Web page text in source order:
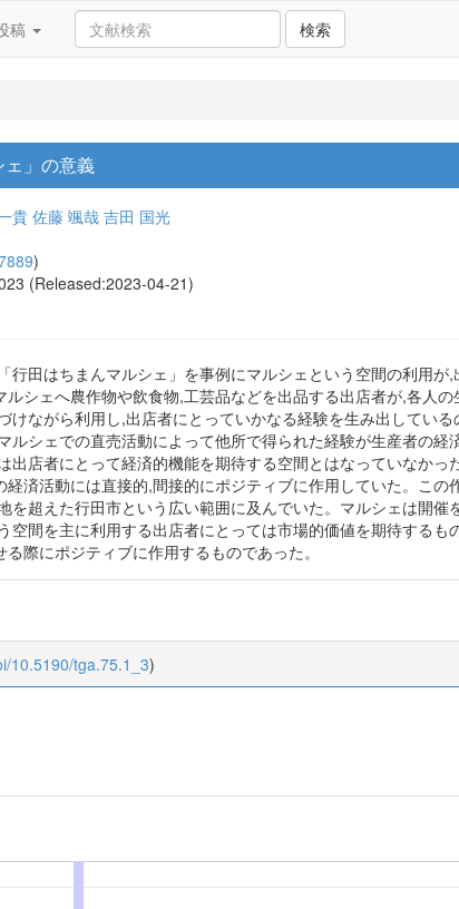
稿 検索
」の意義
貴 佐藤 颯哉 吉田 国光
)
(Released:2023-04-21)
田はちまんマルシェ」を事例にマルシェという空間の利用が
シェへ農作物や飲食物,工芸品などを出品する出店者が,各人
ながら利用し,出店者にとっていかなる経験を生み出してい
ルシェでの直売活動によって他所で得られた経験が生産者の経
店者にとって経済的機能を期待する空間とはなっていなかっ
済活動には直接的,間接的にポジティブに作用していた。この
超えた行田市という広い範囲に及んでいた。マルシェは開催
間を主に利用する出店者にとっては市場的価値を期待するも
際にポジティブに作用するものであった。
10.5190/tga.75.1_3)